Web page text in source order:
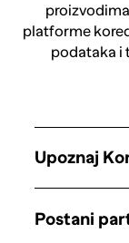
platforme
podataka i
Upoznaj
Postani